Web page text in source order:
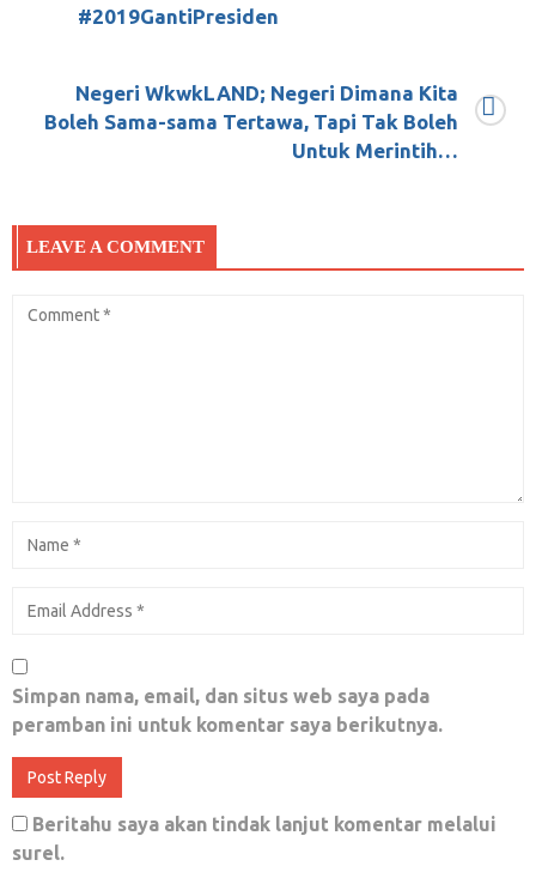
Januari 9, 2018 0
Puisi Perenungan dari Emha Ainun Najib
Januari 11, 2018 0
Grobogan Yang Unjuk Rasa
Libur tlah tiba…… Libur tlah tiba……
#2019GantiPresiden
Negeri WkwkLAND; Negeri Dimana Kita
Boleh Sama-sama Tertawa, Tapi Tak Boleh
Untuk Merintih…
LEAVE A COMMENT
Simpan nama, email, dan situs web saya pada
peramban ini untuk komentar saya berikutnya.
Beritahu saya akan tindak lanjut komentar melalui
surel.